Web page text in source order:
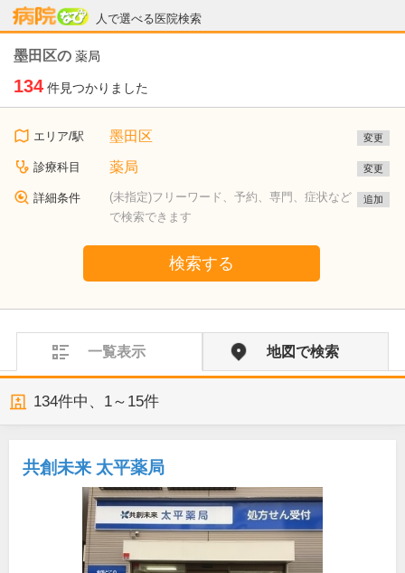
人で選べる医院検索
病院なび
墨田区の 薬局
134 件見つかりました
エリア/駅 墨田区 変更
診療科目 薬局 変更
詳細条件
(未指定)フリーワード、予約、専門、症状など
で検索できます
追加
検索する
一覧表示 地図で検索
134件中、 1～15件
共創未来 太平薬局